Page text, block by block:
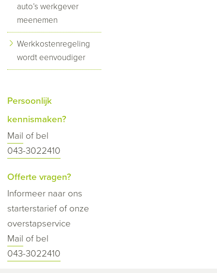
auto’s werkgever
meenemen
Werkkostenregeling
wordt eenvoudiger
Persoonlijk
kennismaken?
Mail of bel
043-3022410
Offerte vragen?
Informeer naar ons
starterstarief of onze
overstapservice
Mail of bel
043-3022410